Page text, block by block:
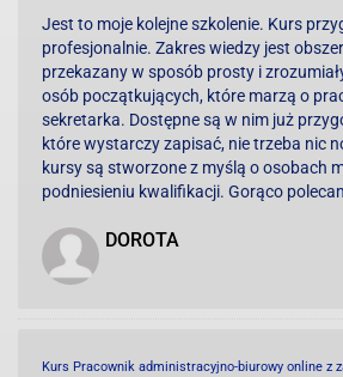
Jest to moje kolejne szkolenie. Kurs
profesjonalnie. Zakres wiedzy jest
przekazany w sposób prosty i
osób początkujących, które marzą o
sekretarka. Dostępne są w nim już
które wystarczy zapisać, nie trzeba nic
kursy są stworzone z myślą o osobach
podniesieniu kwalifikacji. Gorąco
DOROTA
Kurs Pracownik administracyjno-biurowy online z